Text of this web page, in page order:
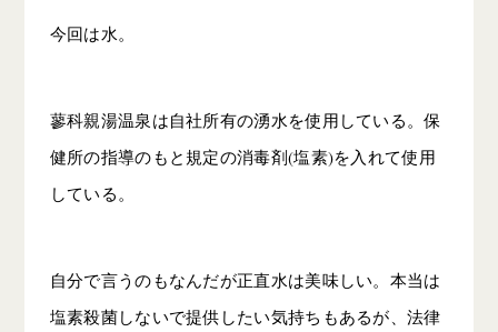
今回は水。
蓼科親湯温泉は自社所有の湧水を使用している。保
健所の指導のもと規定の消毒剤(塩素)を入れて使用
している。
自分で言うのもなんだが正直水は美味しい。本当は
塩素殺菌しないで提供したい気持ちもあるが、法律